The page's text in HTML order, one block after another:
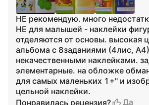
НЕ рекомендую. много
НЕ для малышей - наклейки
отделяются от основы. высокая
альбома с 8заданиями (4лис,
некачественными наклейками.
элементарные. на обложке
для самых маленьких 1+" и
цельной наклейки.
Понравилась рецензия?
Да